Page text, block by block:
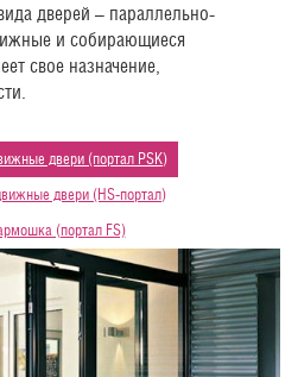
дверей – параллельно-
и собирающиеся
свое назначение,
двери (портал PSK)
двери (HS-портал)
(портал FS)